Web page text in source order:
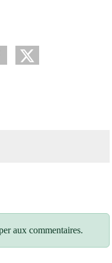
aux commentaires.